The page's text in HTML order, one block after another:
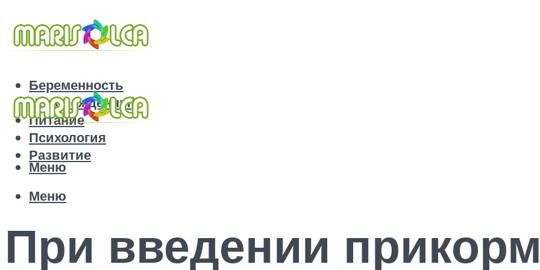
Беременность
Новорожденный
Питание
Психология
Развитие
Меню
Меню
При введении